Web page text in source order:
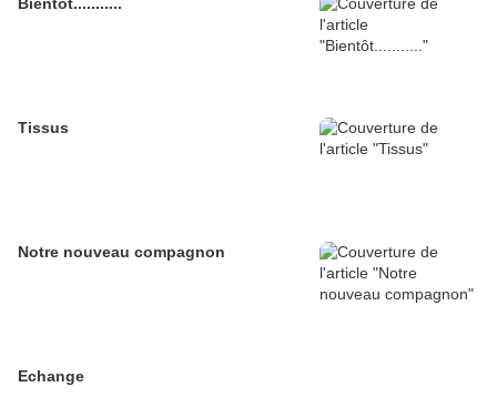
Tissus
Notre nouveau compagnon
Echange